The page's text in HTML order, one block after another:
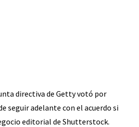
directiva de Getty votó por
seguir adelante con el acuerdo si
editorial de Shutterstock.